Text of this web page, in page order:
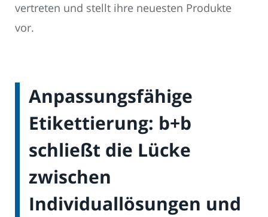
vertreten und stellt ihre neuesten Produkte
vor.
Anpassungsfähige
Etikettierung: b+b
schließt die Lücke
zwischen
Individuallösungen und